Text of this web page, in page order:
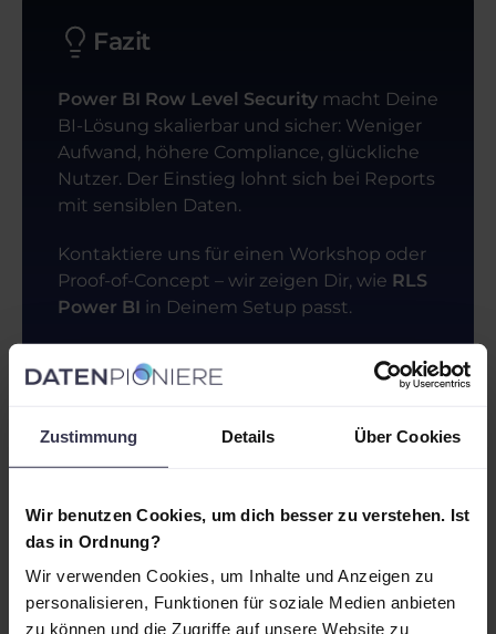
Zustimmung Details Über Cookies
Wir benutzen Cookies, um dich besser zu verstehen. Ist
das in Ordnung?
Wir verwenden Cookies, um Inhalte und Anzeigen zu
personalisieren, Funktionen für soziale Medien anbieten
zu können und die Zugriffe auf unsere Website zu
Fazit
Power BI Row Level Security macht Deine
BI-Lösung skalierbar und sicher: Weniger
Aufwand, höhere Compliance, glückliche
Nutzer. Der Einstieg lohnt sich bei Reports
mit sensiblen Daten.
Kontaktiere uns für einen Workshop oder
Proof-of-Concept – wir zeigen Dir, wie RLS
Power BI in Deinem Setup passt.
unterstützen
Pakete
Power BI Beratung:
Dashboards, Reporting, ROI